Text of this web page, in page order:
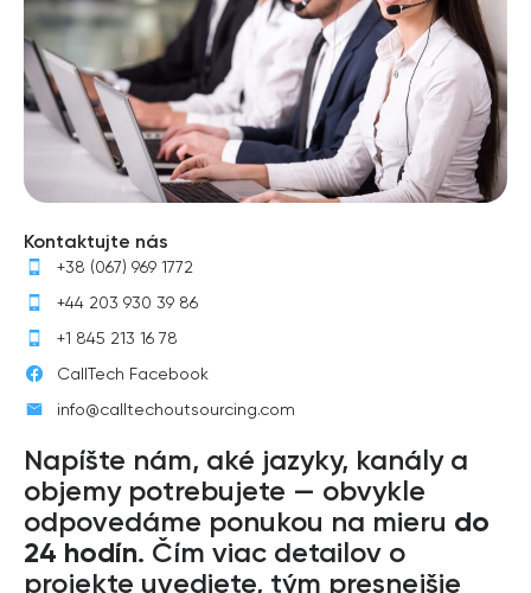
Napíšte nám, aké jazyky, kanály a
objemy potrebujete — obvykle
odpovedáme ponukou na mieru do
24 hodín. Čím viac detailov o
projekte uvediete, tým presnejšie
Kontaktujte nás
+38 (067) 969 1772
+44 203 930 39 86
+1 845 213 16 78
CallTech Facebook
info@calltechoutsourcing.com